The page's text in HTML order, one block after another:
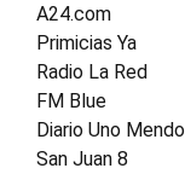
A24.com
Primicias Ya
Radio La Red
FM Blue
Diario Uno
San Juan 8